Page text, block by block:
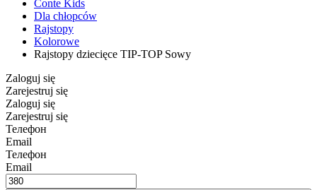
Conte Kids
Dla chłopców
Rajstopy
Kolorowe
Rajstopy dziecięce TIP-TOP Sowy
Zaloguj się
Zarejestruj się
Zaloguj się
Zarejestruj się
Телефон
Email
Телефон
Email